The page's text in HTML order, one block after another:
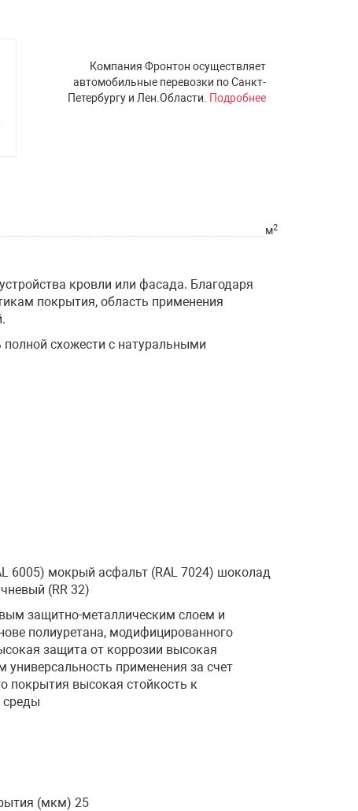
Компания Фронтон осуществляет
автомобильные перевозки по Санкт-
Петербургу и Лен.Области.
Подробнее
м2
кровли или фасада. Благодаря
покрытия, область применения
схожести с натуральными
6005) мокрый асфальт (RAL 7024) шоколад
(RR 32)
защитно-металлическим слоем и
полиуретана, модифицированного
защита от коррозии высокая
применения за счет
покрытия высокая стойкость к
среды
(мкм) 25